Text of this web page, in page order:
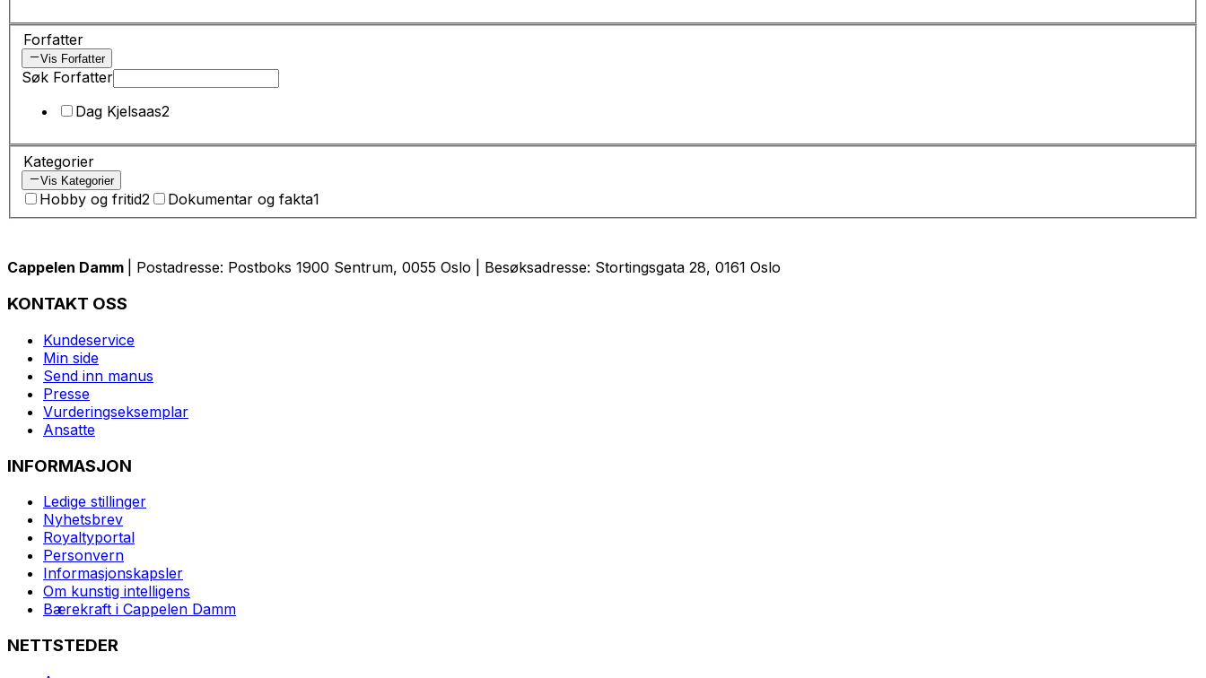
Forfatter
Vis Forfatter
Søk Forfatter
Dag Kjelsaas2
Kategorier
Vis Kategorier
Hobby og fritid2 Dokumentar og fakta1
Cappelen Damm | Postadresse: Postboks 1900 Sentrum, 0055 Oslo | Besøksadresse: Stortingsgata 28, 0161 Oslo
KONTAKT OSS
Kundeservice
Min side
Send inn manus
Presse
Vurderingseksemplar
Ansatte
INFORMASJON
Ledige stillinger
Nyhetsbrev
Royaltyportal
Personvern
Informasjonskapsler
Om kunstig intelligens
Bærekraft i Cappelen Damm
NETTSTEDER